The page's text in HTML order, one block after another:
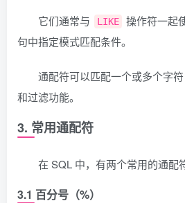
它们通常与 LIKE 操作符一起
句中指定模式匹配条件。
通配符可以匹配一个或多个字
和过滤功能。
3. 常用通配符
在 SQL 中，有两个常用的通配
3.1 百分号（%）